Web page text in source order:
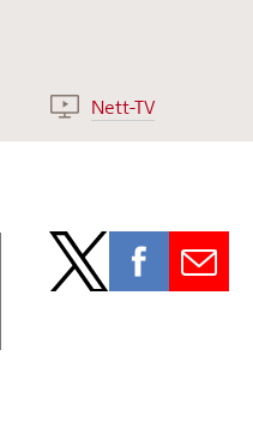
Nett-TV